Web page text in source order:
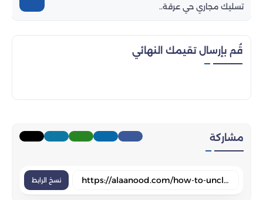
تسليك مجاري حي عرقة..
قُم بإرسال تقيمك النهائي
مشاركة
نسخ الرابط